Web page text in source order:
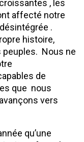
, les
affecté notre
.
histoire,
peuples. Nous ne
de
que nous
vers
qu’une